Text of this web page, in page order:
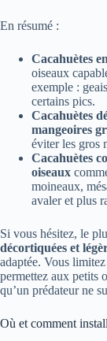
En résumé :
Cacahuètes
oiseaux
exemple :
certains pics.
Cacahuètes
mangeoires
éviter les gros
Cacahuètes
oiseaux
moineaux,
avaler et plus
Si vous hésitez, le
décortiquées et
adaptée. Vous
permettez aux petits
qu’un prédateur ne
Où et comment